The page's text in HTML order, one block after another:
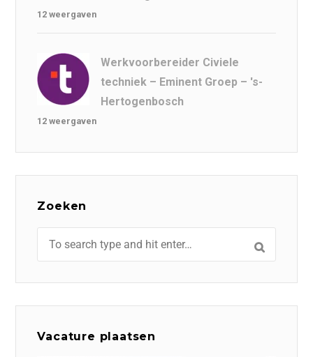
12 weergaven
Werkvoorbereider Civiele
techniek – Eminent Groep – 's-
Hertogenbosch
12 weergaven
Zoeken
Vacature plaatsen